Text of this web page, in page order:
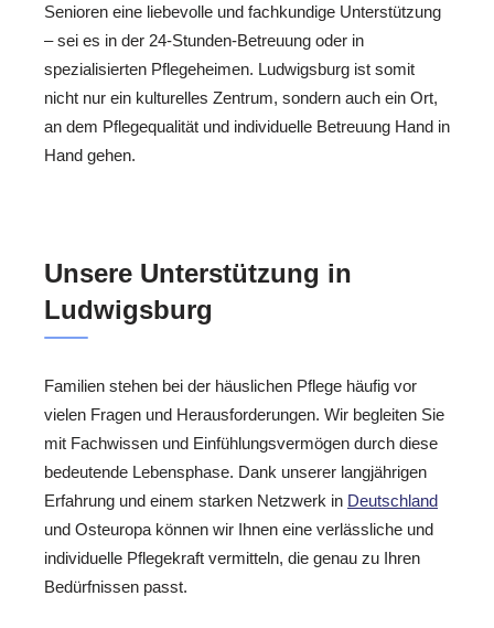
Senioren eine liebevolle und fachkundige Unterstützung
– sei es in der 24-Stunden-Betreuung oder in
spezialisierten Pflegeheimen. Ludwigsburg ist somit
nicht nur ein kulturelles Zentrum, sondern auch ein Ort,
an dem Pflegequalität und individuelle Betreuung Hand in
Hand gehen.
Unsere Unterstützung in
Ludwigsburg
Familien stehen bei der häuslichen Pflege häufig vor
vielen Fragen und Herausforderungen. Wir begleiten Sie
mit Fachwissen und Einfühlungsvermögen durch diese
bedeutende Lebensphase. Dank unserer langjährigen
Erfahrung und einem starken Netzwerk in Deutschland
und Osteuropa können wir Ihnen eine verlässliche und
individuelle Pflegekraft vermitteln, die genau zu Ihren
Bedürfnissen passt.